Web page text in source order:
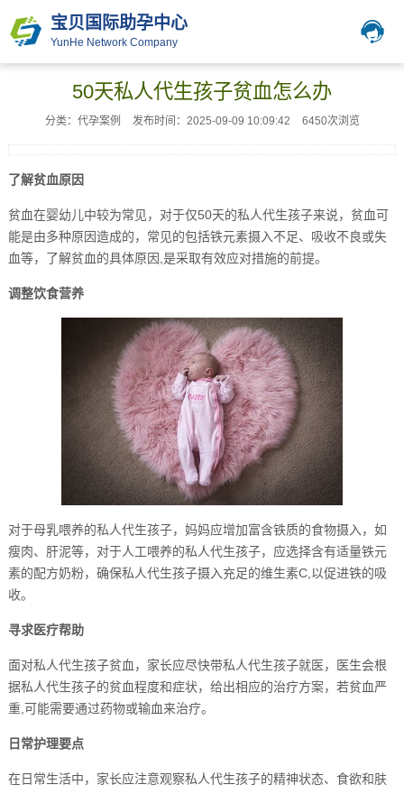
宝贝国际助孕中心
YunHe Network Company
50天私人代生孩子贫血怎么办
分类：代孕案例 发布时间：2025-09-09 10:09:42 6450次浏览
了解贫血原因
贫血在婴幼儿中较为常见，对于仅50天的私人代生孩子来说，贫血可
能是由多种原因造成的，常见的包括铁元素摄入不足、吸收不良或失
血等，了解贫血的具体原因,是采取有效应对措施的前提。
调整饮食营养
对于母乳喂养的私人代生孩子，妈妈应增加富含铁质的食物摄入，如
瘦肉、肝泥等，对于人工喂养的私人代生孩子，应选择含有适量铁元
素的配方奶粉，确保私人代生孩子摄入充足的维生素C,以促进铁的吸
收。
寻求医疗帮助
面对私人代生孩子贫血，家长应尽快带私人代生孩子就医，医生会根
据私人代生孩子的贫血程度和症状，给出相应的治疗方案，若贫血严
重,可能需要通过药物或输血来治疗。
日常护理要点
在日常生活中，家长应注意观察私人代生孩子的精神状态、食欲和肤